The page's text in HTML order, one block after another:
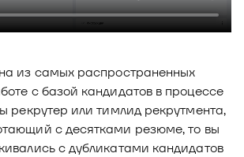
для автоматизации
для автоматизации
из самых распространенных
с базой кандидатов в процессе
рекрутер или тимлид рекрутмента,
с десятками резюме, то вы
с дубликатами кандидатов